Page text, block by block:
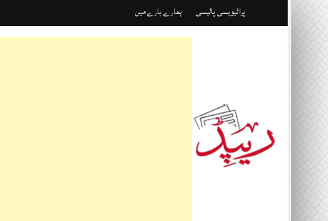
content
پرائیویسی پالیسی ہمارے بارے میں